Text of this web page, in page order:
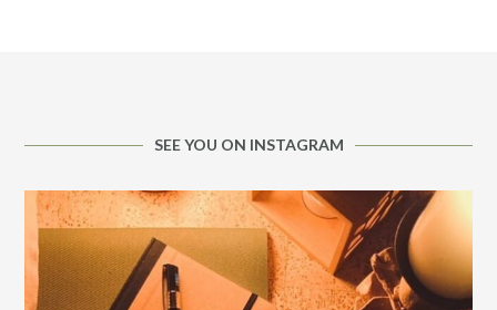
SEE YOU ON INSTAGRAM